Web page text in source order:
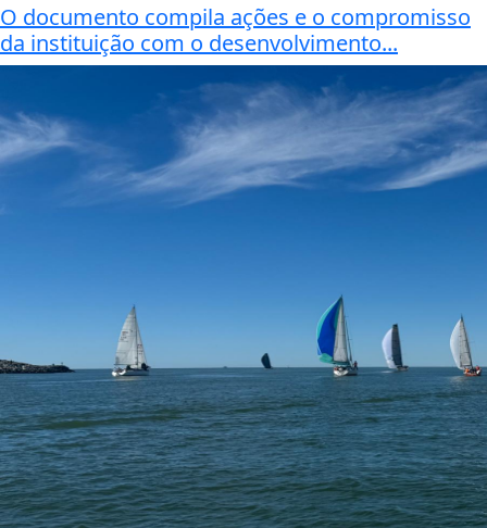
O documento compila ações e o compromisso
da instituição com o desenvolvimento...